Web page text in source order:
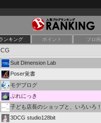
ンキング ポイント ブロ画
Suit Dimension Lab
Poser覚書
モデブログ
ぶれにっき
子ども店長のショップと、いろいろ！
3DCG studio128bit